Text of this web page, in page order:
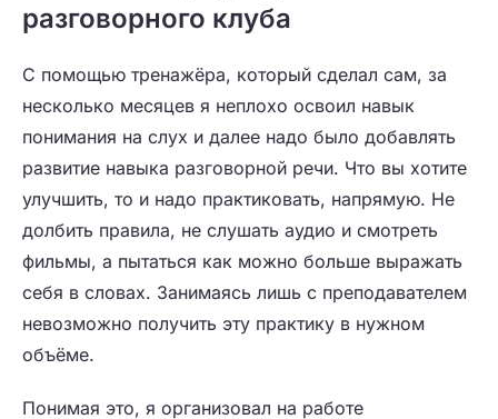
разговорного клуба
С помощью тренажёра, который сделал сам, за
несколько месяцев я неплохо освоил навык
понимания на слух и далее надо было добавлять
развитие навыка разговорной речи. Что вы хотите
улучшить, то и надо практиковать, напрямую. Не
долбить правила, не слушать аудио и смотреть
фильмы, а пытаться как можно больше выражать
себя в словах. Занимаясь лишь с преподавателем
невозможно получить эту практику в нужном
объёме.
Понимая это, я организовал на работе